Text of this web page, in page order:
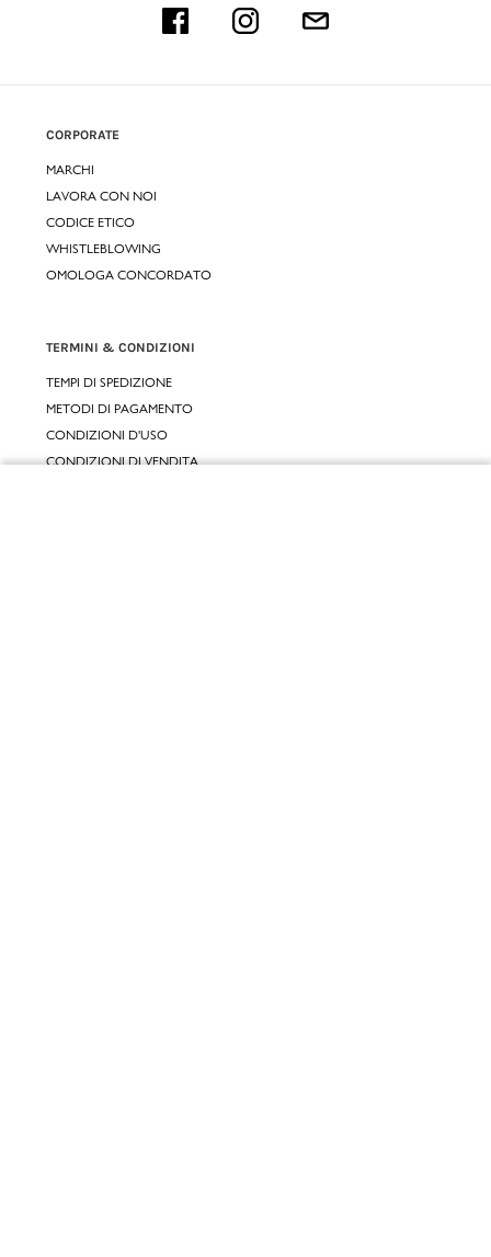
CORPORATE
MARCHI
LAVORA CON NOI
CODICE ETICO
WHISTLEBLOWING
OMOLOGA CONCORDATO
TERMINI & CONDIZIONI
TEMPI DI SPEDIZIONE
METODI DI PAGAMENTO
CONDIZIONI D'USO
CONDIZIONI DI VENDITA